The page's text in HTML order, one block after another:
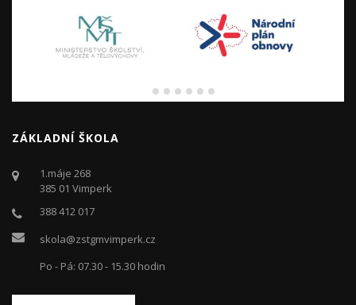
ZÁKLADNÍ ŠKOLA
1.máje 268
385 01 Vimperk
388 412 017
skola@zstgmvimperk.cz
Po - Pá: 07.30 - 15.30 hodin